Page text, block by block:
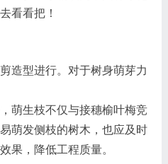
看看把！
造型进行。对于树身萌芽力
萌生枝不仅与接穗榆叶梅竞
萌发侧枝的树木，也应及时
果，降低工程质量。